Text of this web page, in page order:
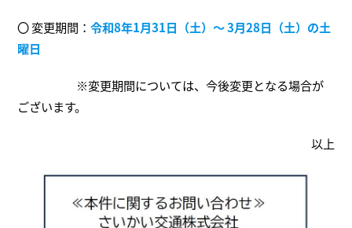
〇 変更期間：令和8年1月31日（土）～ 3月28日（土）の土
曜日
※変更期間については、今後変更となる場合が
ございます。
以上